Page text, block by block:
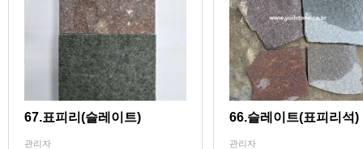
67.표피리(슬레이트)
관리자
66.슬레이트(표피리석)
관리자